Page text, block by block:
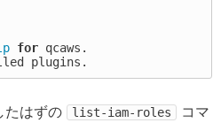
for qcaws.
たはずの list-iam-roles
コマ